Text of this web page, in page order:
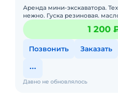
Аренда мини-экскаватора.
нежно. Гуска резиновая.
1 200
Позвонить Заказать
Давно не обновлялось